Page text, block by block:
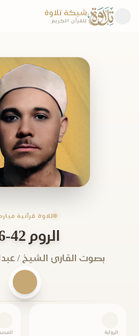
شبكة تلاوة
للقرآن الكريم
تلاوة قرآنية
الروم 42-56
بصوت القارئ الشيخ /
الرواية